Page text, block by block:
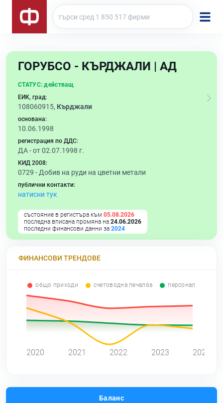
ГОРУБСО - КЪРДЖАЛИ | АД
СТАТУС: действащ
ЕИК, град:
108060915, Кърджали
основана:
10.06.1998
регистрация по ДДС:
ДА - от 02.07.1998 г.
КИД 2008:
0729 - Добив на руди на цветни метали
публични контакти:
натисни тук
състояние в регистъра към 05.08.2026
последна вписана промяна на 24.06.2026
последни финансови данни за 2024
ФИНАНСОВИ ТРЕНДОВЕ
общо приходи счетоводна печалба персонал
2020 2021 2022 2023 2024
Баланс